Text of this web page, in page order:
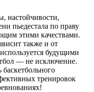
настойчивости,
пьедестала по праву
этими качествами.
также и от
будущими
— не исключение.
тренировок